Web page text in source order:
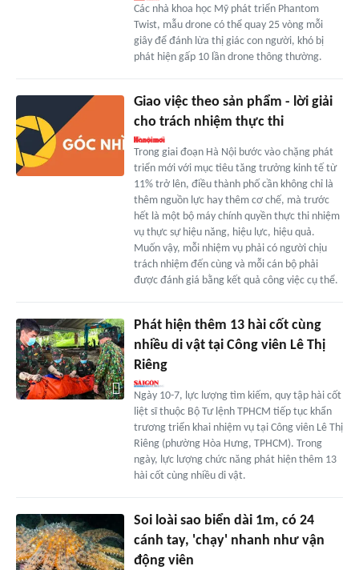
Các nhà khoa học Mỹ phát triển Phantom
Twist, mẫu drone có thể quay 25 vòng mỗi
giây để đánh lừa thị giác con người, khó bị
phát hiện gấp 10 lần drone thông thường.
Giao việc theo sản phẩm - lời giải
cho trách nhiệm thực thi
Trong giai đoạn Hà Nội bước vào chặng phát
triển mới với mục tiêu tăng trưởng kinh tế từ
11% trở lên, điều thành phố cần không chỉ là
thêm nguồn lực hay thêm cơ chế, mà trước
hết là một bộ máy chính quyền thực thi nhiệm
vụ thực sự hiệu năng, hiệu lực, hiệu quả.
Muốn vậy, mỗi nhiệm vụ phải có người chịu
trách nhiệm đến cùng và mỗi cán bộ phải
được đánh giá bằng kết quả công việc cụ thể.
Phát hiện thêm 13 hài cốt cùng
nhiều di vật tại Công viên Lê Thị
Riêng
Ngày 10-7, lực lượng tìm kiếm, quy tập hài cốt
liệt sĩ thuộc Bộ Tư lệnh TPHCM tiếp tục khẩn
trương triển khai nhiệm vụ tại Công viên Lê Thị
Riêng (phường Hòa Hưng, TPHCM). Trong
ngày, lực lượng chức năng phát hiện thêm 13
hài cốt cùng nhiều di vật.
Soi loài sao biển dài 1m, có 24
cánh tay, 'chạy' nhanh như vận
động viên